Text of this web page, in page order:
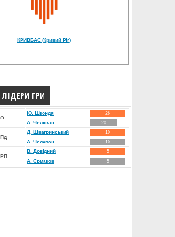
КРИВБАС (Кривий Ріг)
ЛІДЕРИ ГРИ
О
Ю. Шкондя 26
А. Челован 20
Пд
Д. Швагринський 10
А. Челован 10
РП
В. Довідний 5
А. Єрмаков 5